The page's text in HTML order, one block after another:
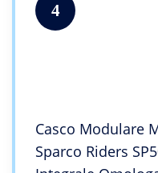
4
Casco Modulare
Sparco Riders